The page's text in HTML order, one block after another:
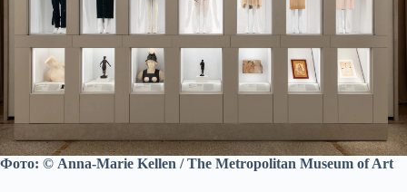
Фото: © Anna-Marie Kellen / The Metropolitan Museum of Art